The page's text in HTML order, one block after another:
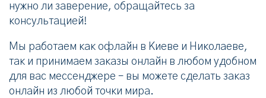
нужно ли заверение, обращайтесь за
консультацией!
Мы работаем как офлайн в Киеве и Николаеве,
так и принимаем заказы онлайн в любом удобном
для вас мессенджере – вы можете сделать заказ
онлайн из любой точки мира.